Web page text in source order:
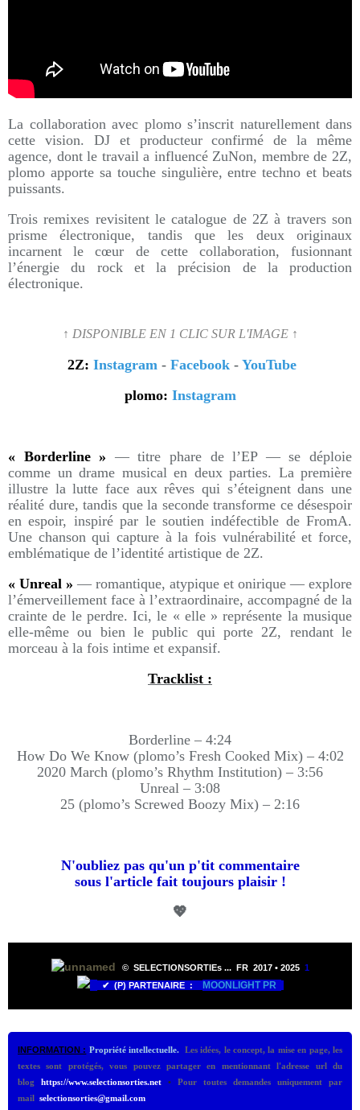
La collaboration avec plomo s’inscrit naturellement dans
cette vision. DJ et producteur confirmé de la même
agence, dont le travail a influencé ZuNon, membre de 2Z,
plomo apporte sa touche singulière, entre techno et beats
puissants.
Trois remixes revisitent le catalogue de 2Z à travers son
prisme électronique, tandis que les deux originaux
incarnent le cœur de cette collaboration, fusionnant
l’énergie du rock et la précision de la production
électronique.
↑ DISPONIBLE EN 1 CLIC SUR L'IMAGE ↑
2Z: Instagram - Facebook - YouTube
plomo: Instagram
« Borderline » — titre phare de l’EP — se déploie
comme un drame musical en deux parties. La première
illustre la lutte face aux rêves qui s’éteignent dans une
réalité dure, tandis que la seconde transforme ce désespoir
en espoir, inspiré par le soutien indéfectible de FromA.
Une chanson qui capture à la fois vulnérabilité et force,
emblématique de l’identité artistique de 2Z.
« Unreal » — romantique, atypique et onirique — explore
l’émerveillement face à l’extraordinaire, accompagné de la
crainte de le perdre. Ici, le « elle » représente la musique
elle-même ou bien le public qui porte 2Z, rendant le
morceau à la fois intime et expansif.
Tracklist :
Borderline – 4:24
How Do We Know (plomo’s Fresh Cooked Mix) – 4:02
2020 March (plomo’s Rhythm Institution) – 3:56
Unreal – 3:08
25 (plomo’s Screwed Boozy Mix) – 2:16
N'oubliez pas qu'un p'tit commentaire
sous l'article fait toujours plaisir !
💖
© SELECTIONSORTIEs ... FR 2017 • 2025 1
✔ (P) PARTENAIRE :
MOONLIGHT PR
INFORMATION : Propriété intellectuelle. Les idées, le concept, la mise en page, les
textes sont protégés, vous pouvez partager en mentionnant l'adresse url du
blog
https://www.selectionsorties.net •
Pour toutes demandes uniquement par
mail selectionsorties@gmail.com